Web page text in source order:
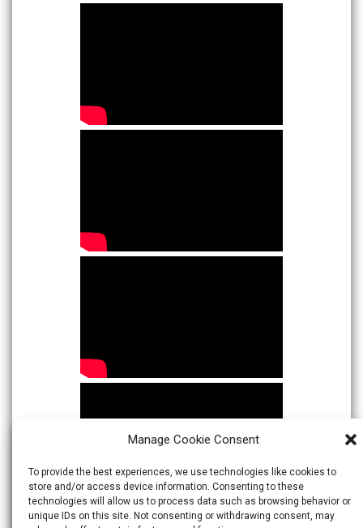
Manage Cookie Consent
To provide the best experiences, we use technologies like cookies to
store and/or access device information. Consenting to these
technologies will allow us to process data such as browsing behavior or
unique IDs on this site. Not consenting or withdrawing consent, may